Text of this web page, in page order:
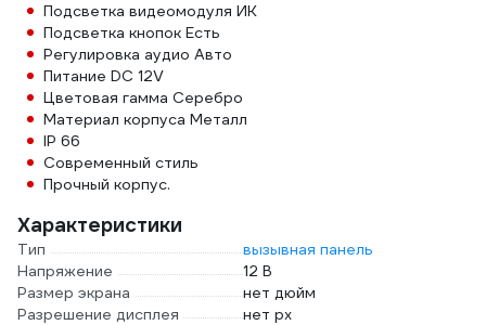
Подсветка видеомодуля ИК
Подсветка кнопок Есть
Регулировка аудио Авто
Питание DC 12V
Цветовая гамма Серебро
Материал корпуса Металл
IP 66
Современный стиль
Прочный корпус.
Характеристики
Тип
вызывная панель
Напряжение
12 В
Размер экрана
нет дюйм
Разрешение дисплея
нет px